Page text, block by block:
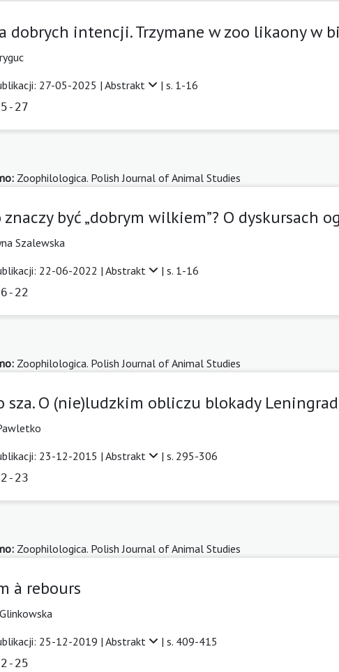
dobrych intencji. Trzymane w zoo likaony w
27-05-2025 |Abstrakt | s. 1-16
27
Zoophilologica. Polish Journal of Animal Studies
znaczy być „dobrym wilkiem”? O dyskursach
Szalewska
22-06-2022 | Abstrakt | s. 1-16
22
Zoophilologica. Polish Journal of Animal Studies
sza. O (nie)ludzkim obliczu blokady
23-12-2015 | Abstrakt | s. 295-306
23
Zoophilologica. Polish Journal of Animal Studies
à rebours
25-12-2019 | Abstrakt | s. 409-415
25